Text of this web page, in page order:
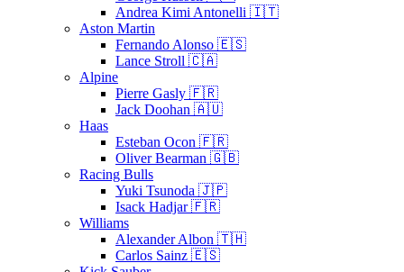
Andrea Kimi Antonelli 🇮🇹
Aston Martin
Fernando Alonso 🇪🇸
Lance Stroll 🇨🇦
Alpine
Pierre Gasly 🇫🇷
Jack Doohan 🇦🇺
Haas
Esteban Ocon 🇫🇷
Oliver Bearman 🇬🇧
Racing Bulls
Yuki Tsunoda 🇯🇵
Isack Hadjar 🇫🇷
Williams
Alexander Albon 🇹🇭
Carlos Sainz 🇪🇸